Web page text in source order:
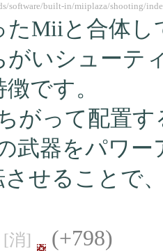
software/built-in/miiplaza/shooting/
たMiiと合体し
がいシューテ
です。
がって配置
武器をパワ
せることで
[消] (+798)